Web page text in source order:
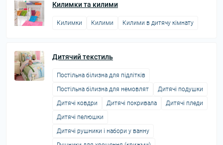
Килимки та килими
Килимки Килими Килими в дитячу кімнату
Дитячий текстиль
Постільна білизна для підлітків
Постільна білизна для немовлят
Дитячі подушки
Дитячі ковдри
Дитячі покривала
Дитячі пледи
Дитячі пелюшки
Дитячі рушники і набори у ванну